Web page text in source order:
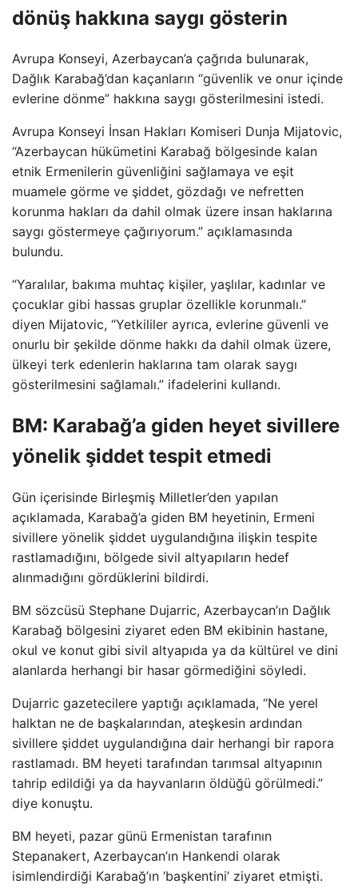
dönüş hakkına saygı gösterin
Avrupa Konseyi, Azerbaycan’a çağrıda bulunarak,
Dağlık Karabağ’dan kaçanların “güvenlik ve onur içinde
evlerine dönme” hakkına saygı gösterilmesini istedi.
Avrupa Konseyi İnsan Hakları Komiseri Dunja Mijatovic,
“Azerbaycan hükümetini Karabağ bölgesinde kalan
etnik Ermenilerin güvenliğini sağlamaya ve eşit
muamele görme ve şiddet, gözdağı ve nefretten
korunma hakları da dahil olmak üzere insan haklarına
saygı göstermeye çağırıyorum.” açıklamasında
bulundu.
“Yaralılar, bakıma muhtaç kişiler, yaşlılar, kadınlar ve
çocuklar gibi hassas gruplar özellikle korunmalı.”
diyen Mijatovic, “Yetkililer ayrıca, evlerine güvenli ve
onurlu bir şekilde dönme hakkı da dahil olmak üzere,
ülkeyi terk edenlerin haklarına tam olarak saygı
gösterilmesini sağlamalı.” ifadelerini kullandı.
BM: Karabağ’a giden heyet sivillere
yönelik şiddet tespit etmedi
Gün içerisinde Birleşmiş Milletler’den yapılan
açıklamada, Karabağ’a giden BM heyetinin, Ermeni
sivillere yönelik şiddet uygulandığına ilişkin tespite
rastlamadığını, bölgede sivil altyapıların hedef
alınmadığını gördüklerini bildirdi.
BM sözcüsü Stephane Dujarric, Azerbaycan’ın Dağlık
Karabağ bölgesini ziyaret eden BM ekibinin hastane,
okul ve konut gibi sivil altyapıda ya da kültürel ve dini
alanlarda herhangi bir hasar görmediğini söyledi.
Dujarric gazetecilere yaptığı açıklamada, “Ne yerel
halktan ne de başkalarından, ateşkesin ardından
sivillere şiddet uygulandığına dair herhangi bir rapora
rastlamadı. BM heyeti tarafından tarımsal altyapının
tahrip edildiği ya da hayvanların öldüğü görülmedi.”
diye konuştu.
BM heyeti, pazar günü Ermenistan tarafının
Stepanakert, Azerbaycan’ın Hankendi olarak
isimlendirdiği Karabağ’ın ‘başkentini’ ziyaret etmişti.